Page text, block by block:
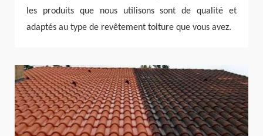
les produits que nous utilisons sont de qualité et
adaptés au type de revêtement toiture que vous avez.